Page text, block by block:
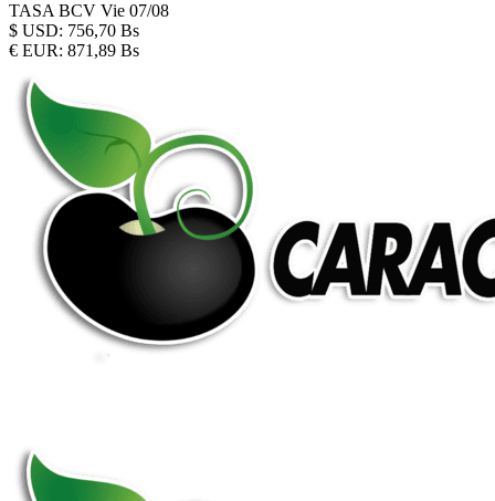
TASA BCV Vie 07/08
$ USD: 756,70 Bs
€ EUR: 871,89 Bs